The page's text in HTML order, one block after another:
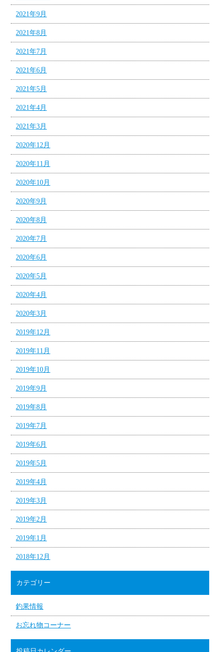
2021年9月
2021年8月
2021年7月
2021年6月
2021年5月
2021年4月
2021年3月
2020年12月
2020年11月
2020年10月
2020年9月
2020年8月
2020年7月
2020年6月
2020年5月
2020年4月
2020年3月
2019年12月
2019年11月
2019年10月
2019年9月
2019年8月
2019年7月
2019年6月
2019年5月
2019年4月
2019年3月
2019年2月
2019年1月
2018年12月
カテゴリー
釣果情報
お忘れ物コーナー